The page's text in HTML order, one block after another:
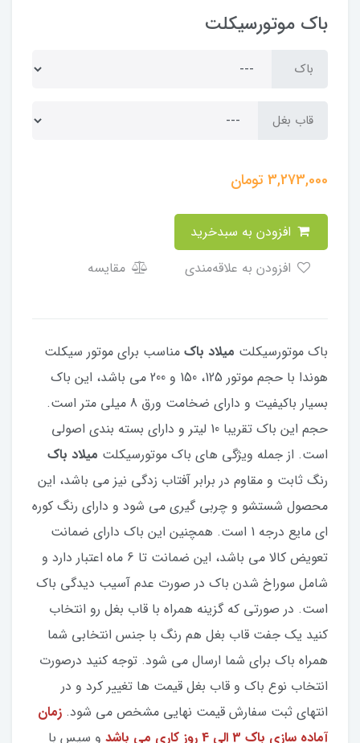
باک موتورسیکلت
باک
قاب بغل
3,273,000تومان
مقایسه
باک موتورسیکلت میلاد باک مناسب برای موتور سیکلت
هوندا با حجم موتور 125، 150 و 200 می باشد، این باک
بسیار باکیفیت و دارای ضخامت ورق 8 میلی متر است.
حجم این باک تقریبا 10 لیتر و دارای بسته بندی اصولی
است. از جمله ویژگی های باک موتورسیکلت میلاد باک
رنگ ثابت و مقاوم در برابر آفتاب زدگی نیز می باشد، این
محصول شستشو و چربی گیری می شود و دارای رنگ کوره
ای مایع درجه 1 است. همچنین این باک دارای ضمانت
تعویض کالا می باشد، این ضمانت تا 6 ماه اعتبار دارد و
شامل سوراخ شدن باک در صورت عدم آسیب دیدگی باک
است. در صورتی که گزینه همراه با قاب بغل رو انتخاب
کنید یک جفت قاب بغل هم رنگ با جنس انتخابی شما
همراه باک برای شما ارسال می شود. توجه کنید درصورت
انتخاب نوع باک و قاب بغل قیمت ها تغییر کرد و در
انتهای ثبت سفارش قیمت نهایی مشخص می شود. زمان
آماده سازی باک 3 الی 4 روز کاری می باشد
و سپس با